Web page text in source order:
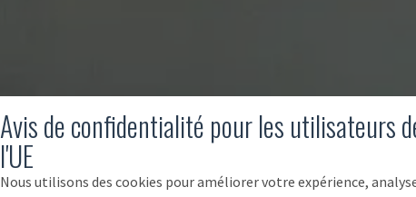
Avis de confidentialité pour les utilisateurs
l'UE
Nous utilisons des cookies pour améliorer votre expérience,